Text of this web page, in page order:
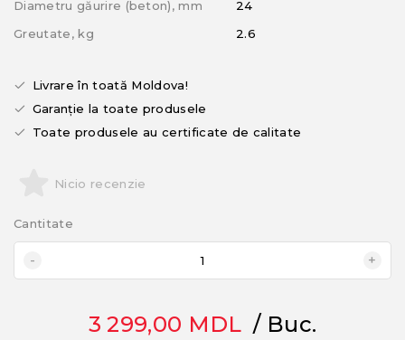
Diametru găurire (beton), mm
24
Greutate, kg
2.6
Livrare în toată Moldova!
Garanție la toate produsele
Toate produsele au certificate de calitate
Nicio recenzie
Cantitate
3 299,00 MDL/ Buc.